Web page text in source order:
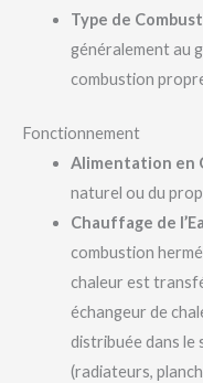
Type de
généralement au
combustion
Fonctionnement
Alimentation en
naturel ou du
Chauffage de
combustion
chaleur est
échangeur de
distribuée dans le
(radiateurs,